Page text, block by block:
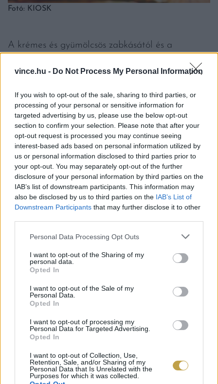
vince.hu - Do Not Process My Personal Information
If you wish to opt-out of the sale, sharing to third parties, or
processing of your personal or sensitive information for
targeted advertising by us, please use the below opt-out
section to confirm your selection. Please note that after your
opt-out request is processed you may continue seeing
interest-based ads based on personal information utilized by
us or personal information disclosed to third parties prior to
your opt-out. You may separately opt-out of the further
disclosure of your personal information by third parties on the
IAB’s list of downstream participants. This information may
also be disclosed by us to third parties on the IAB’s List of
Downstream Participants that may further disclose it to other
Please note that this website/app uses one or more Google
not limited to your visit or usage behaviour. You may click to
grant or deny consent to Google and its third-party tags to
use your data for below specified purposes in below Google
consent section.
Personal Data Processing Opt Outs
I want to opt-out of the Sharing of my
personal data.
Opted In
I want to opt-out of the Sale of my
Personal Data.
Opted In
I want to opt-out of processing my
Personal Data for Targeted Advertising.
Opted In
I want to opt-out of Collection, Use,
Retention, Sale, and/or Sharing of my
Personal Data that Is Unrelated with the
Purposes for which it was collected.
Fotó: KIOSK
A krémes és gyümölcsös zabkásától és a
granolától kezdve az édes és sós croissantokon át
szendvicsekig minden megtalálható a menüben,
ami a reggeliről az ember eszébe juthat. Még a
nagymama vajas-lekváros kenyere is. A dilemma
tehát nem az, mit ehet a vendég, hanem, hogy
mit egyen egy ekkora széles, és különféle
allergénekre figyelemmel lévő kínálatból.
Merthogy a KIOSK-ban alaptétel, hogy a tej- és
gluténérzékenyek, illetve a vegánok is
választhassanak az étlapról. A tojásokat pedig
annyiféleképpen kérhetik a vendégek,